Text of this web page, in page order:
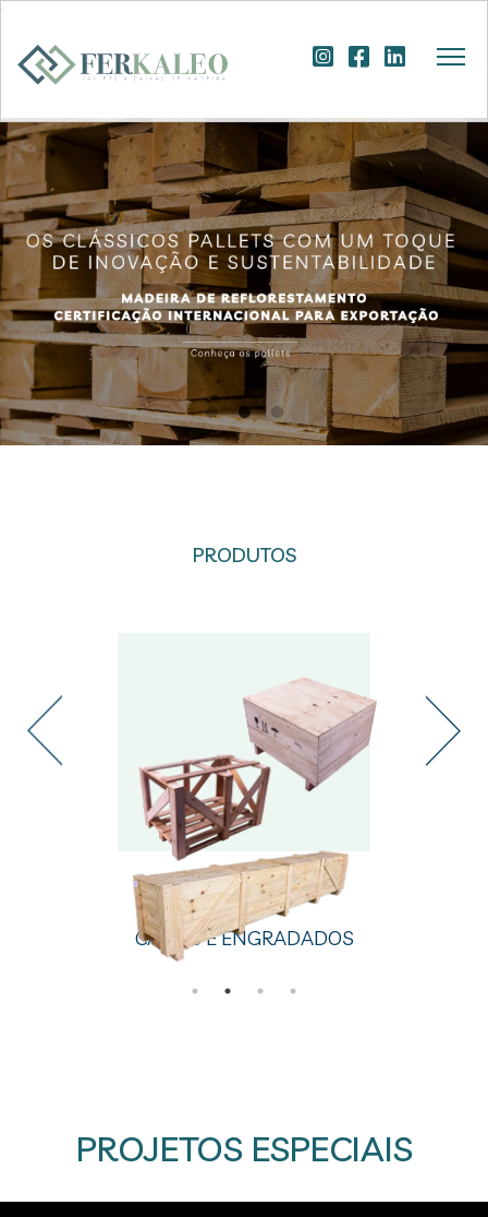
PRODUTOS
CAIXAS E ENGRADADOS
PROJETOS ESPECIAIS